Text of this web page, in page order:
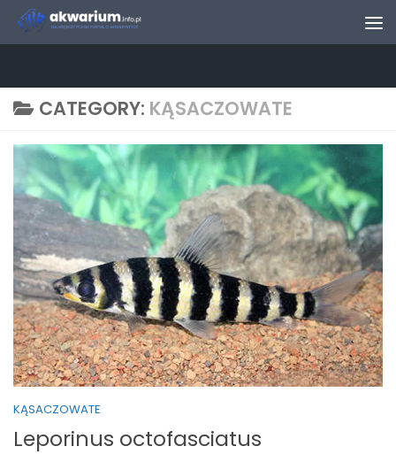
Skip to content
CATEGORY: KĄSACZOWATE
KĄSACZOWATE
Leporinus octofasciatus